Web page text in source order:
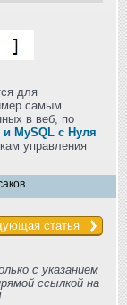
для
самым
в веб, по
и MySQL с Нуля
управления
статья
с указанием
ссылкой на